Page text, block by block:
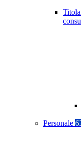
Personale